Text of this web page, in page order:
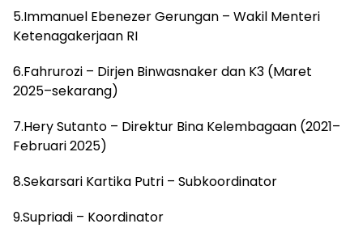
5.Immanuel Ebenezer Gerungan – Wakil Menteri
Ketenagakerjaan RI
6.Fahrurozi – Dirjen Binwasnaker dan K3 (Maret
2025–sekarang)
7.Hery Sutanto – Direktur Bina Kelembagaan (2021–
Februari 2025)
8.Sekarsari Kartika Putri – Subkoordinator
9.Supriadi – Koordinator